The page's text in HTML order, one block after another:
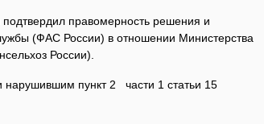
правомерность решения и
(ФАС России) в отношении Министерства
России).
пункт 2 части 1 статьи 15